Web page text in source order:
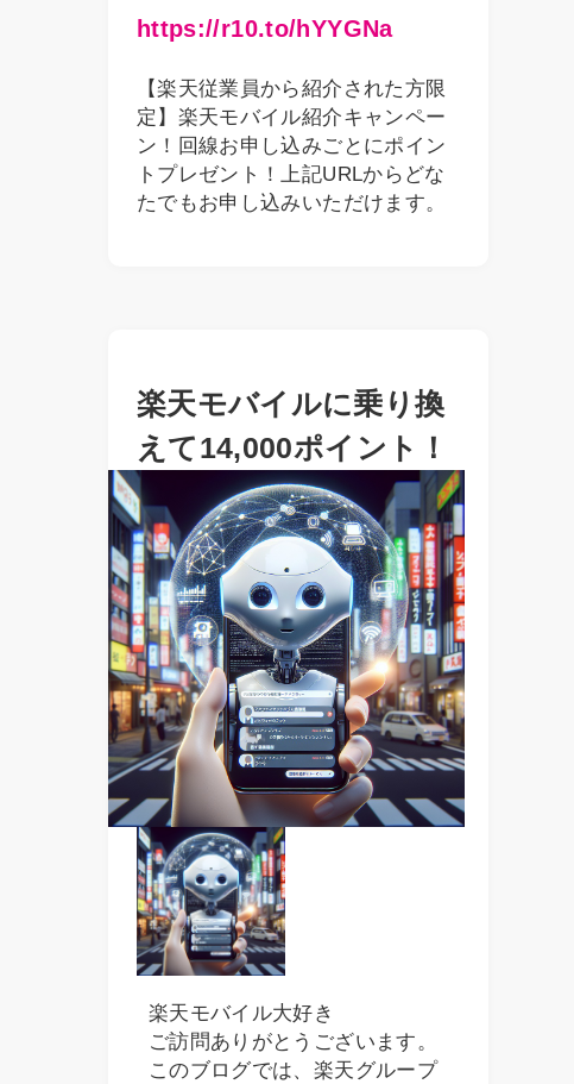
https://r10.to/hYYGNa
【楽天従業員から紹介された方限
定】楽天モバイル紹介キャンペー
ン！回線お申し込みごとにポイン
トプレゼント！上記URLからどな
たでもお申し込みいただけます。
楽天モバイルに乗り換
えて14,000ポイント！
楽天モバイル大好き
ご訪問ありがとうございます。
このブログでは、楽天グループ